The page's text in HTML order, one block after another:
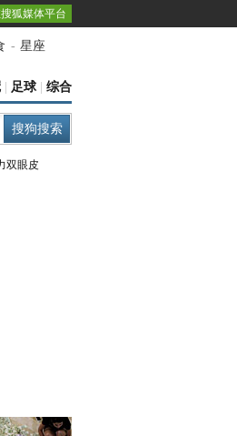
狐媒体平台
- 星座
足球 综合
双眼皮